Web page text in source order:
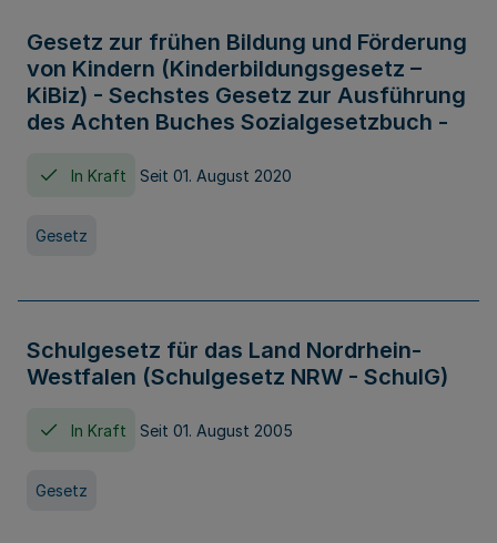
Gesetz zur frühen Bildung und Förderung
von Kindern (Kinderbildungsgesetz –
KiBiz) - Sechstes Gesetz zur Ausführung
des Achten Buches Sozialgesetzbuch -
In Kraft Seit 01. August 2020
Gesetz
Schulgesetz für das Land Nordrhein-
Westfalen (Schulgesetz NRW - SchulG)
In Kraft Seit 01. August 2005
Gesetz